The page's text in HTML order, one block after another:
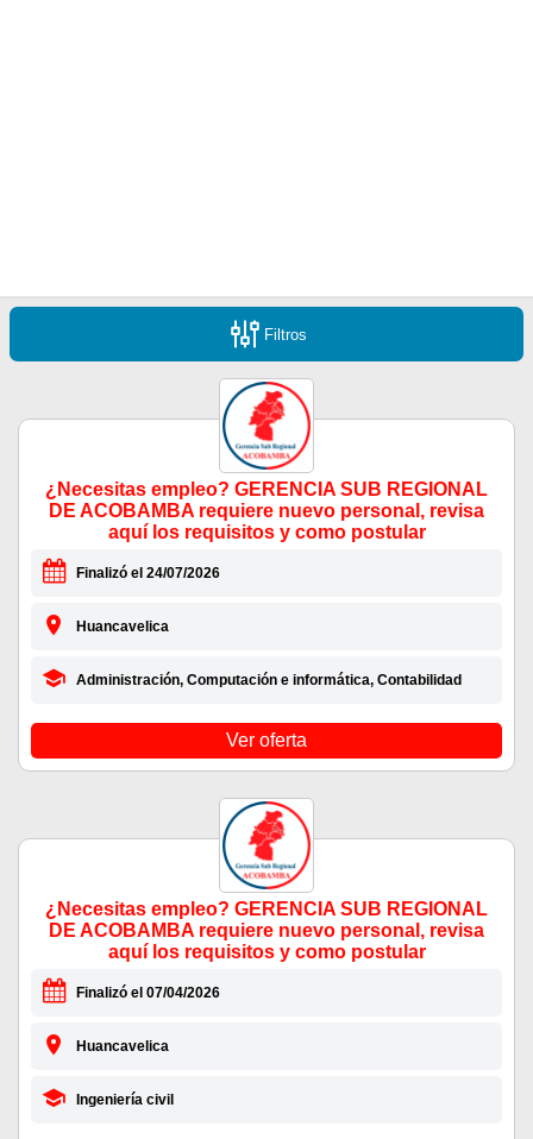
Filtros
¿Necesitas empleo? GERENCIA SUB REGIONAL
DE ACOBAMBA requiere nuevo personal, revisa
aquí los requisitos y como postular
Finalizó el 24/07/2026
Huancavelica
Administración, Computación e informática, Contabilidad
Ver oferta
¿Necesitas empleo? GERENCIA SUB REGIONAL
DE ACOBAMBA requiere nuevo personal, revisa
aquí los requisitos y como postular
Finalizó el 07/04/2026
Huancavelica
Ingeniería civil